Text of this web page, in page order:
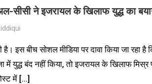
सीसी ने इजरायल के खिलाफ युद्ध का
है। इस बीच सोशल मीडिया पर दावा किया जा
में युद्ध बंद नहीं किया, तो इजरायल के खिलाफ मिस्र
में […]